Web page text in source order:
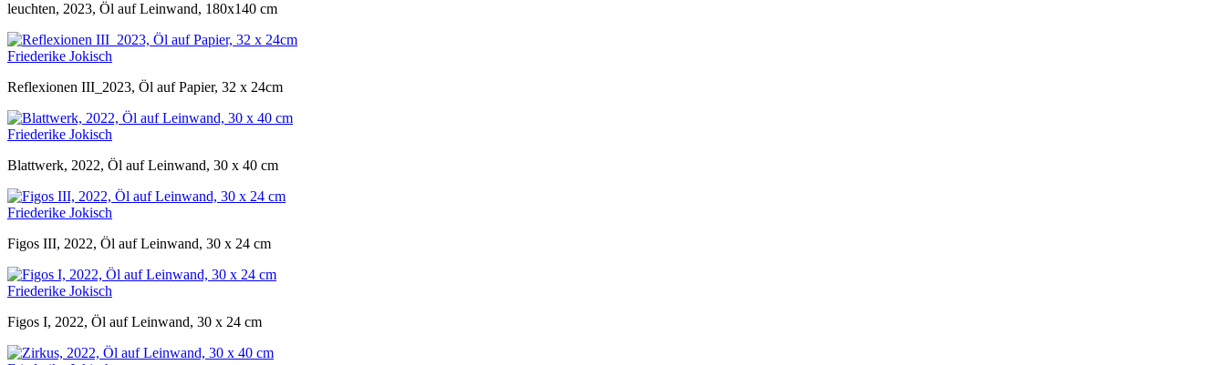
leuchten, 2023, Öl auf Leinwand, 180x140 cm
Friederike Jokisch
Reflexionen III_2023, Öl auf Papier, 32 x 24cm
Friederike Jokisch
Blattwerk, 2022, Öl auf Leinwand, 30 x 40 cm
Friederike Jokisch
Figos III, 2022, Öl auf Leinwand, 30 x 24 cm
Friederike Jokisch
Figos I, 2022, Öl auf Leinwand, 30 x 24 cm